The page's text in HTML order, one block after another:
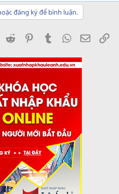
đăng ký để bình luận.
LinkedInReddit PinterestTumblrWhatsApp
Email